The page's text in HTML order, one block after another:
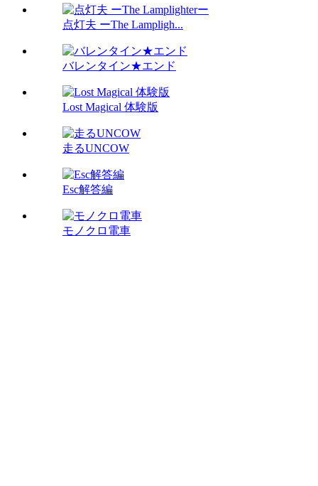
点灯夫 ーThe Lampligh...
バレンタイン★エンド
Lost Magical 体験版
走るUNCOW
Esc解答編
モノクロ電車